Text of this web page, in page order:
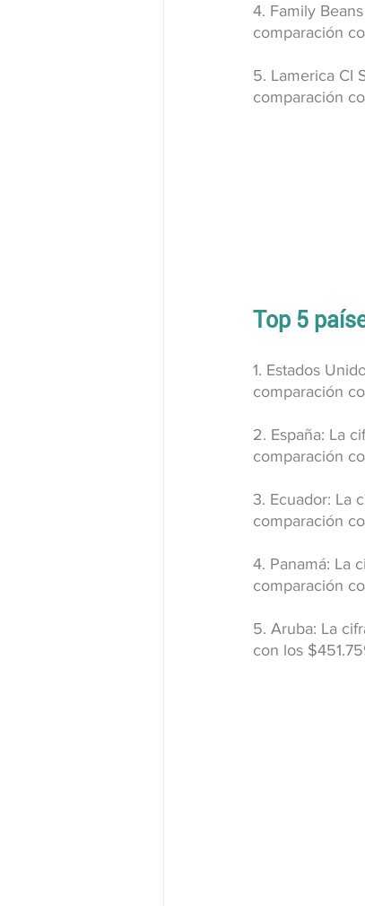
4. Family
comparación
5. Lamerica CI
comparación
Top 5
1. Estados
comparación
2. España: La
comparación
3. Ecuador: La
comparación
4. Panamá: La
comparación
5. Aruba: La
con los